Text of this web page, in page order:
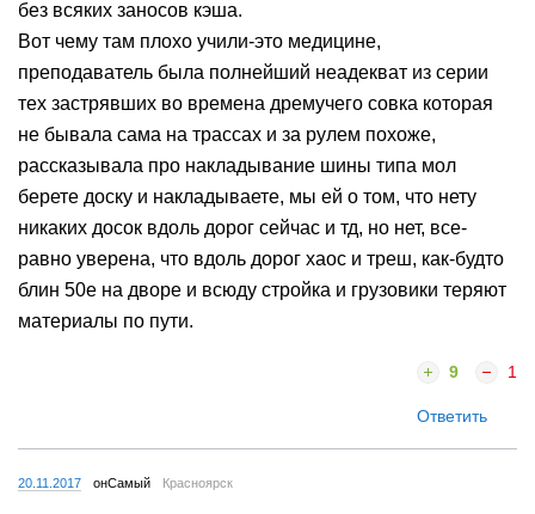
без всяких заносов кэша.
Вот чему там плохо учили-это медицине,
преподаватель была полнейший неадекват из серии
тех застрявших во времена дремучего совка которая
не бывала сама на трассах и за рулем похоже,
рассказывала про накладывание шины типа мол
берете доску и накладываете, мы ей о том, что нету
никаких досок вдоль дорог сейчас и тд, но нет, все-
равно уверена, что вдоль дорог хаос и треш, как-будто
блин 50е на дворе и всюду стройка и грузовики теряют
материалы по пути.
9 1
Ответить
20.11.2017 онСамый Красноярск